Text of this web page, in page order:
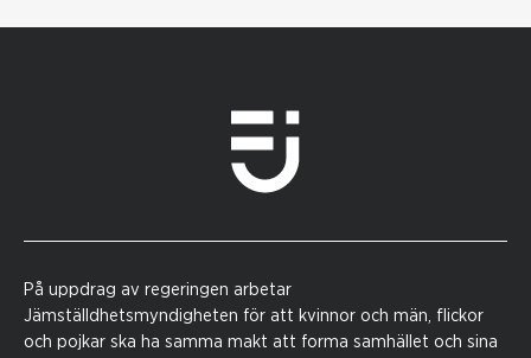
På uppdrag av regeringen arbetar
Jämställdhetsmyndigheten för att kvinnor och män, flickor
och pojkar ska ha samma makt att forma samhället och sina